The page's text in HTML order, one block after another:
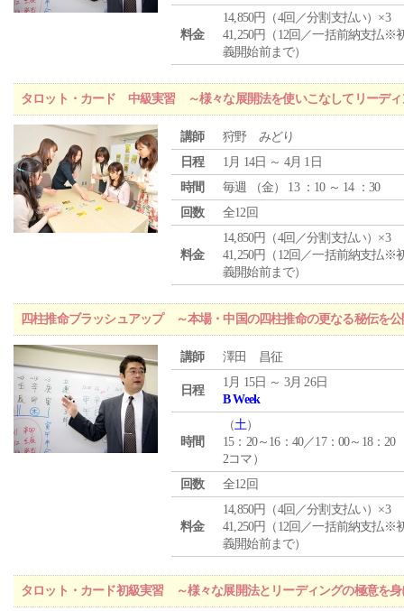
料金
14,850円（4回／分割支払い）×3
41,250円（12回／一括前納支払※
義開始前まで）
タロット・カード 中級実習 ～様々な展開法を使いこなしてリーディ
講師
狩野 みどり
日程
1月 14日 ～ 4月 1日
時間
毎週 （金） 13 ：10 ～ 14 ：30
回数
全12回
料金
14,850円（4回／分割支払い）×3
41,250円（12回／一括前納支払※
義開始前まで）
四柱推命ブラッシュアップ ～本場・中国の四柱推命の更なる秘伝を
講師 澤田 昌征
日程
1月 15日 ～ 3月 26日
B Week
時間
（土）
15：20～16：40／17：00～18：20
2コマ）
回数
全12回
料金
14,850円（4回／分割支払い）×3
41,250円（12回／一括前納支払※
義開始前まで）
タロット・カード初級実習 ～様々な展開法とリーディングの極意を身